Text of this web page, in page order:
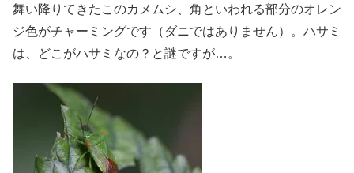
舞い降りてきたこのカメムシ、角といわれる部分のオレン
ジ色がチャーミングです（ダニではありません）。ハサミ
は、どこがハサミなの？と謎ですが…。